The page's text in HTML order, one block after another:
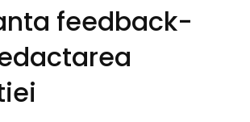
feedback-